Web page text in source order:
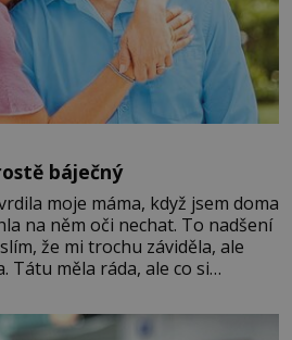
báječný
moje máma, když jsem doma
na něm oči nechat. To nadšení
že mi trochu záviděla, ale
Tátu měla ráda, ale co si
byla jiná doba, když